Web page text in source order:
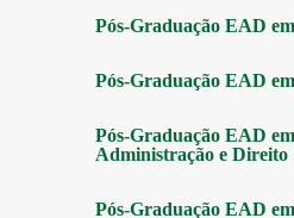
Pós-Graduação EAD
Pós-Graduação EAD
Pós-Graduação EAD
Administração e Direito
Pós-Graduação EAD